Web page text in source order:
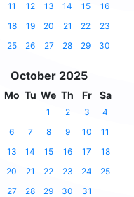
11 12 13 14 15
16
18 19 20 21 22
23
25 26 27 28 29 30
October 2025
Mo Tu We Th Fr Sa
1 2 3
4
6 7 8 9 10
11
13 14 15 16 17
18
20 21 22 23 24
25
27 28 29 30 31